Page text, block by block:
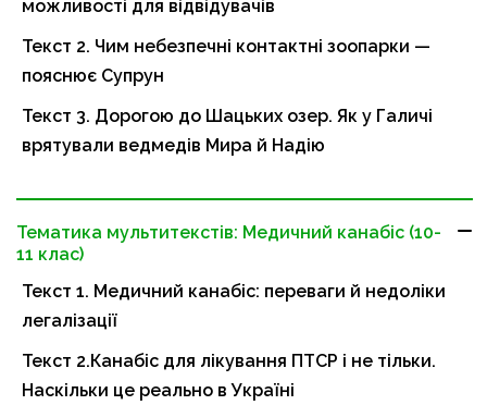
можливості для відвідувачів
Текст 2. Чим небезпечні контактні зоопарки —
пояснює Супрун
Текст 3. Дорогою до Шацьких озер. Як у Галичі
врятували ведмедів Мира й Надію
Тематика мультитекстів: Медичний канабіс (10-
11 клас)
Текст 1. Медичний канабіс: переваги й недоліки
легалізації
Текст 2.Канабіс для лікування ПТСР і не тільки.
Наскільки це реально в Україні